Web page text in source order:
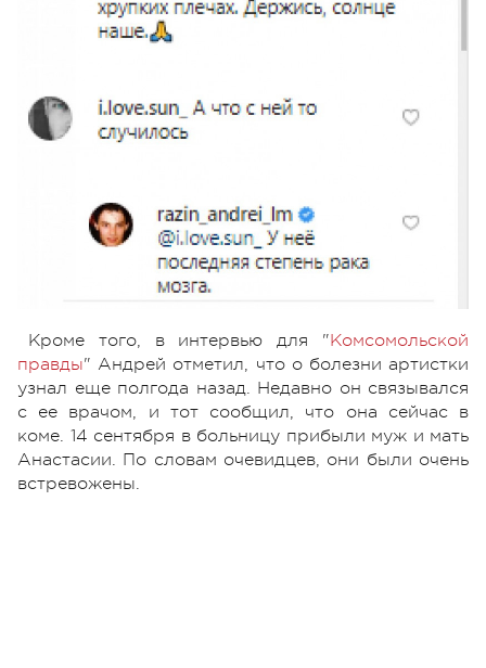
Кроме того, в интервью для "Комсомольской
правды" Андрей отметил, что о болезни артистки
узнал еще полгода назад. Недавно он связывался
с ее врачом, и тот сообщил, что она сейчас в
коме. 14 сентября в больницу прибыли муж и мать
Анастасии. По словам очевидцев, они были очень
встревожены.